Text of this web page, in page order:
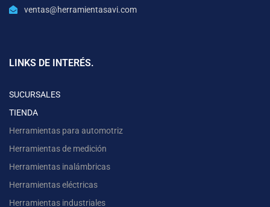
ventas@herramientasavi.com
LINKS DE INTERÉS.
SUCURSALES
TIENDA
Herramientas para automotriz
Herramientas de medición
Herramientas inalámbricas
Herramientas eléctricas
Herramientas industriales